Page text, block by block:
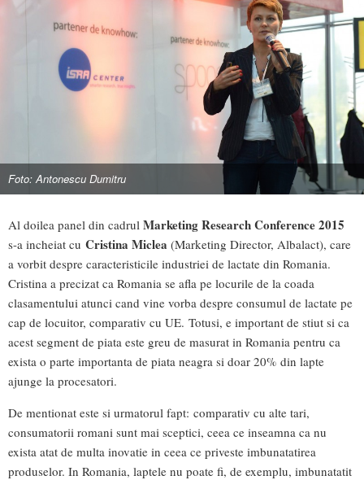
Foto: Antonescu Dumitru
Al doilea panel din cadrul Marketing Research Conference 2015
s-a incheiat cu Cristina Miclea (Marketing Director, Albalact), care
a vorbit despre caracteristicile industriei de lactate din Romania.
Cristina a precizat ca Romania se afla pe locurile de la coada
clasamentului atunci cand vine vorba despre consumul de lactate pe
cap de locuitor, comparativ cu UE. Totusi, e important de stiut si ca
acest segment de piata este greu de masurat in Romania pentru ca
exista o parte importanta de piata neagra si doar 20% din lapte
ajunge la procesatori.
De mentionat este si urmatorul fapt: comparativ cu alte tari,
consumatorii romani sunt mai sceptici, ceea ce inseamna ca nu
exista atat de multa inovatie in ceea ce priveste imbunatatirea
produselor. In Romania, laptele nu poate fi, de exemplu, imbunatatit